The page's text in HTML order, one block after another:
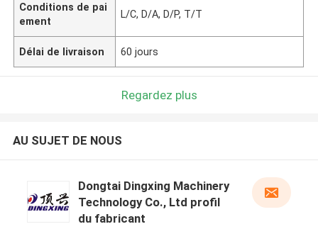
Conditions de pai
ement
L/C, D/A, D/P, T/T
Délai de livraison 60 jours
Regardez plus
AU SUJET DE NOUS
Dongtai Dingxing Machinery
Technology Co., Ltd profil
du fabricant